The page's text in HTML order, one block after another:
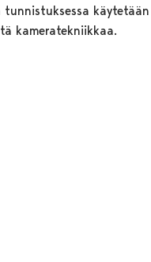
tunnistuksessa käytetään
kameratekniikkaa.